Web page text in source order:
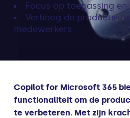
Focus op toepassing
Verhoog de
medewerkers
Copilot for Microsoft 365
functionaliteit om de
te verbeteren. Met zijn